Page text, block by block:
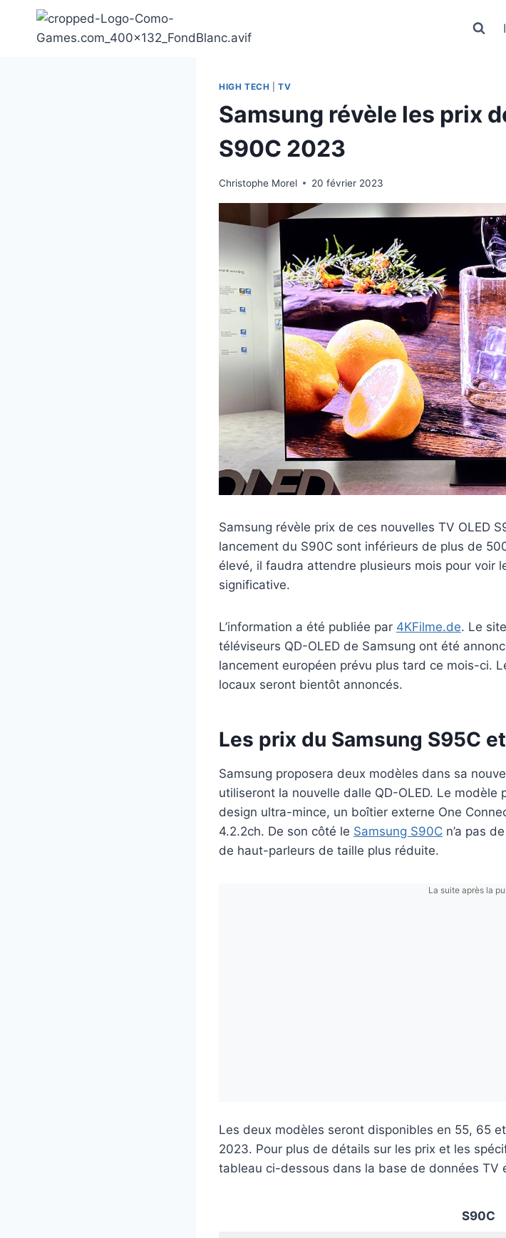
contenu
HIGH TECH |TV
Samsung révèle les prix
S90C 2023
Christophe Morel 20 février 2023
Samsung révèle prix de ces nouvelles TV OLED
lancement du S90C sont inférieurs de plus de
élevé, il faudra attendre plusieurs mois pour voir
significative.
L’information a été publiée par 4KFilme.de. Le
téléviseurs QD-OLED de Samsung ont été
lancement européen prévu plus tard ce mois-ci.
locaux seront bientôt annoncés.
Les prix du Samsung S95C
Samsung proposera deux modèles dans sa
utiliseront la nouvelle dalle QD-OLED. Le modèle
design ultra-mince, un boîtier externe One
4.2.2ch. De son côté le Samsung S90C n’a pas
de haut-parleurs de taille plus réduite.
La suite après la
Les deux modèles seront disponibles en 55, 65
2023. Pour plus de détails sur les prix et les
tableau ci-dessous dans la base de données TV
S90C